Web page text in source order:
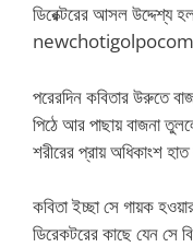
ডিরেক্টরের আসল উদ্দেশ্য
newchotigolpocom
পরেরদিন কবিতার উরুতে
পিঠে আর পাছায় বাজনা
শরীরের প্রায় অধিকাংশ
কবিতা ইচ্ছা সে গায়ক
ডিরেকটরের কাছে যেন সে